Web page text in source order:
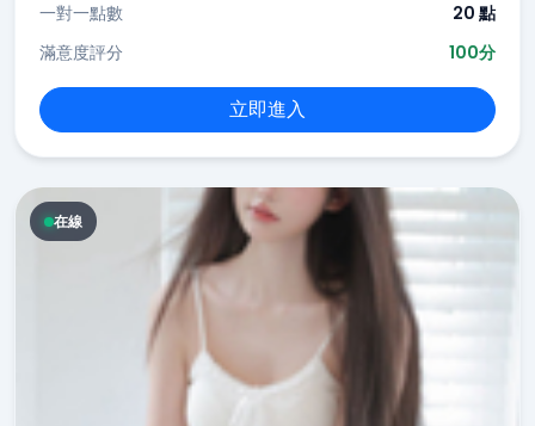
一對一點數
20 點
滿意度評分
100分
立即進入
在線